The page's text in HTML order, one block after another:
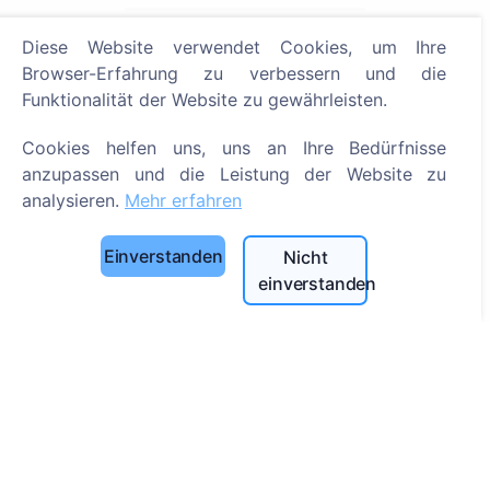
Häufig gestellte Fragen
Veranstaltungen
Liste der Gemeinden und Benutzer
Datenschutzrichtlinie
Zahlungsverfahren
Cookie-Einstellungen
Suche
Diese Website verwendet Cookies, um Ihre
Browser-Erfahrung zu verbessern und die
Funktionalität der Website zu gewährleisten.
Cookies helfen uns, uns an Ihre Bedürfnisse
anzupassen und die Leistung der Website zu
analysieren. Mehr erfahren
Einverstanden
Nicht
einverstanden